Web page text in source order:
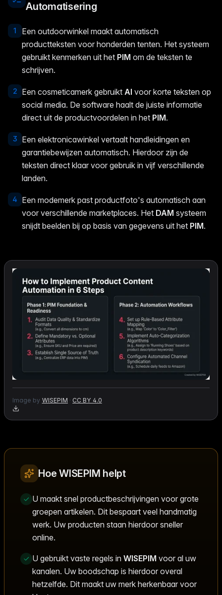
Automatisering
1
Een outdoorwinkel maakt automatisch
productteksten voor honderden tenten. Het systeem
gebruikt kenmerken uit het PIM om de teksten te
schrijven.
2 Een cosmeticamerk gebruikt AI voor korte teksten op
social media. De software haalt de juiste informatie
direct uit de productvoordelen in het PIM.
3
Een elektronicawinkel vertaalt handleidingen en
garantiebewijzen automatisch. Hierdoor zijn de
teksten direct klaar voor gebruik in vijf verschillende
landen.
4
Een modemerk past productfoto's automatisch aan
voor verschillende marketplaces. Het DAM systeem
snijdt beelden bij op basis van gegevens uit het PIM.
Image by WISEPIM · CC BY 4.0
Hoe WISEPIM helpt
U maakt snel productbeschrijvingen voor grote
groepen artikelen. Dit bespaart veel handmatig
werk. Uw producten staan hierdoor sneller
online.
U gebruikt vaste regels in WISEPIM voor al uw
kanalen. Uw boodschap is hierdoor overal
hetzelfde. Dit maakt uw merk herkenbaar voor